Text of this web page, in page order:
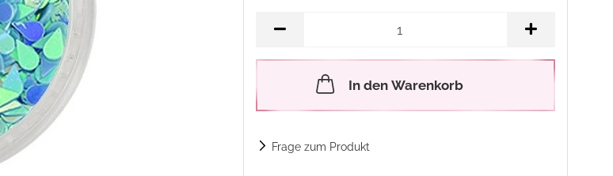
In den Warenkorb
Frage zum Produkt